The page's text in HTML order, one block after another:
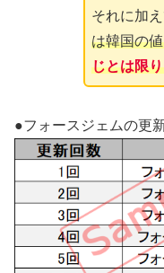
それに加え
は韓国の
じとは限
●フォースジェムの更